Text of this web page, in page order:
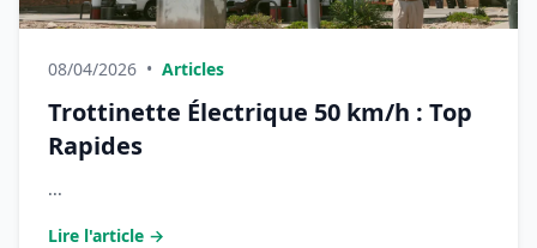
08/04/2026 • Articles
Trottinette Électrique 50 km/h : Top
Rapides
...
Lire l'article →